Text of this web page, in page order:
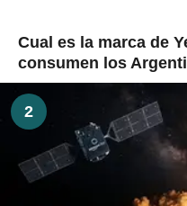
Cual es la marca de
consumen los
2